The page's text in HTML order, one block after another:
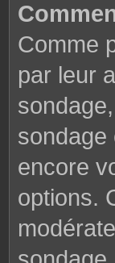
Comme
par leur
sondage
encore
options.